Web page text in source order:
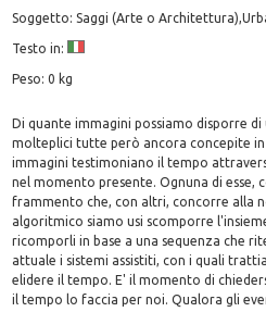
Soggetto: Saggi (Arte o
Testo in:
Peso: 0 kg
Di quante immagini possiamo disporre
molteplici tutte però ancora concepite in
immagini testimoniano il tempo
nel momento presente. Ognuna di esse,
frammento che, con altri, concorre alla
algoritmico siamo usi scomporre
ricomporli in base a una sequenza che
attuale i sistemi assistiti, con i quali
elidere il tempo. E' il momento di
il tempo lo faccia per noi. Qualora gli